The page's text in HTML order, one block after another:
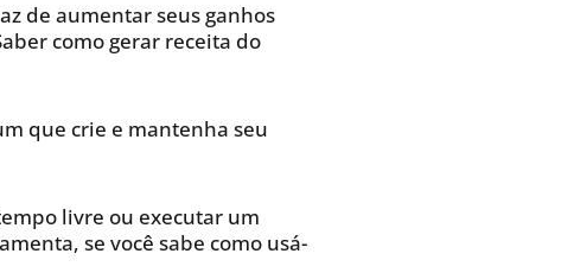
de aumentar seus ganhos
como gerar receita do
que crie e mantenha seu
livre ou executar um
se você sabe como usá-